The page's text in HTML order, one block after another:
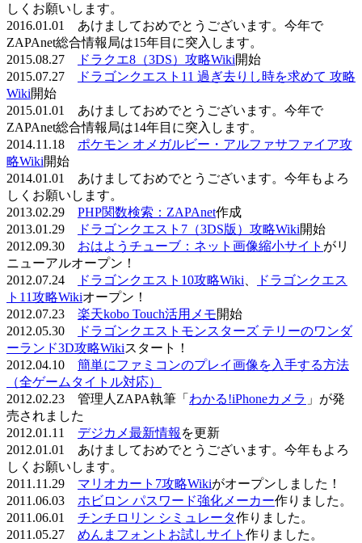
しくお願いします。
2016.01.01 あけましておめでとうございます。今年で
ZAPAnet総合情報局は15年目に突入します。
2015.08.27
ドラクエ8（3DS）攻略Wiki開始
2015.07.27
ドラゴンクエスト11 過ぎ去りし時を求めて 攻略
Wiki開始
2015.01.01 あけましておめでとうございます。今年で
ZAPAnet総合情報局は14年目に突入します。
2014.11.18 ポケモン オメガルビー・アルファサファイア攻
略Wiki開始
2014.01.01 あけましておめでとうございます。今年もよろ
しくお願いします。
2013.02.29 PHP関数検索：ZAPAnet作成
2013.01.29
ドラゴンクエスト7（3DS版）攻略Wiki開始
2012.09.30 おはようチューブ：ネット画像縮小サイト がリ
ニューアルオープン！
2012.07.24
ドラゴンクエスト10攻略Wiki
ドラゴンクエス
ト11攻略Wikiオープン！
2012.07.23 楽天kobo Touch活用メモ開始
2012.05.30
ドラゴンクエストモンスターズ テリーのワンダ
ーランド3D攻略Wikiスタート！
2012.04.10 簡単にファミコンのプレイ画像を入手する方法
（全ゲームタイトル対応）
2012.02.23 管理人ZAPA執筆「 わかる!iPhoneカメラ 」が発
売されました
2012.01.11 デジカメ最新情報 を更新
2012.01.01 あけましておめでとうございます。今年もよろ
しくお願いします。
2011.11.29 マリオカート7攻略Wikiがオープンしました！
2011.06.03 ホビロン パスワード強化メーカー作りました。
2011.06.01 チンチロリン シミュレータ作りました。
2011.05.27 めんまフォントお試しサイト 作りました。